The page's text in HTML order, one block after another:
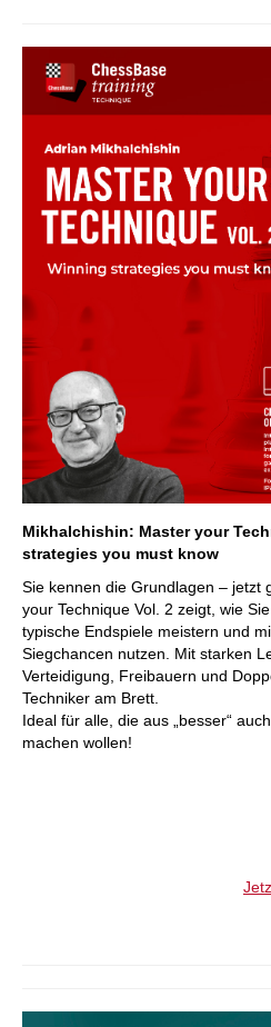
Mikhalchishin: Master your
strategies you must know
Sie kennen die Grundlagen – jetzt
your Technique Vol. 2 zeigt, wie
typische Endspiele meistern und
Siegchancen nutzen. Mit starken
Verteidigung, Freibauern und
Techniker am Brett.
Ideal für alle, die aus „besser“
machen wollen!